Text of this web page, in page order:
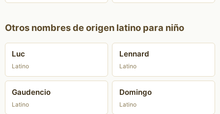
Otros nombres de origen latino para niño
Luc
Latino
Lennard
Latino
Gaudencio
Latino
Domingo
Latino